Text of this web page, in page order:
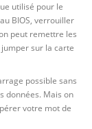
utilisé pour le
BIOS, verrouiller
peut remettre les
sur la carte
possible sans
données. Mais on
votre mot de